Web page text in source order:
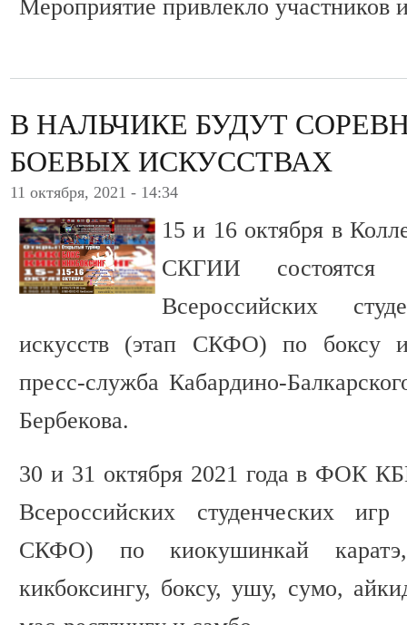
Мероприятие привлекло участников
В НАЛЬЧИКЕ БУДУТ
БОЕВЫХ ИСКУССТВАХ
11 октября, 2021 - 14:34
15 и 16 октября в
СКГИИ
Всероссийских
искусств (этап СКФО) по боксу и
пресс-служба Кабардино-
Бербекова.
30 и 31 октября 2021 года в ФОК
Всероссийских студенческих
СКФО) по киокушинкай каратэ,
кикбоксингу, боксу, ушу, сумо,